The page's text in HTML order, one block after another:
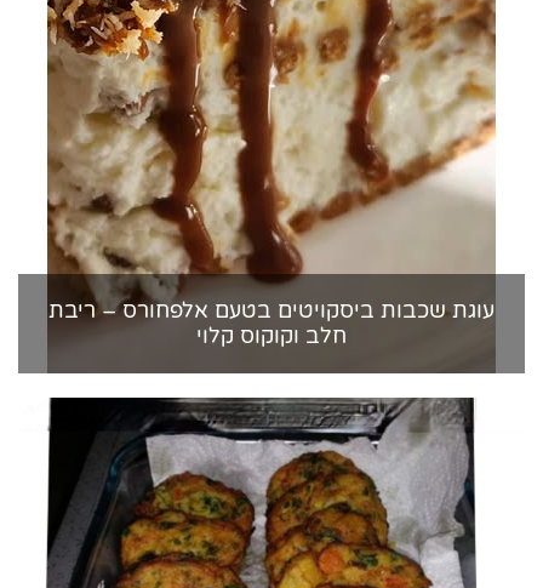
עוגת שכבות ביסקויטים בטעם אלפחורס – ריבת
חלב וקוקוס קלוי